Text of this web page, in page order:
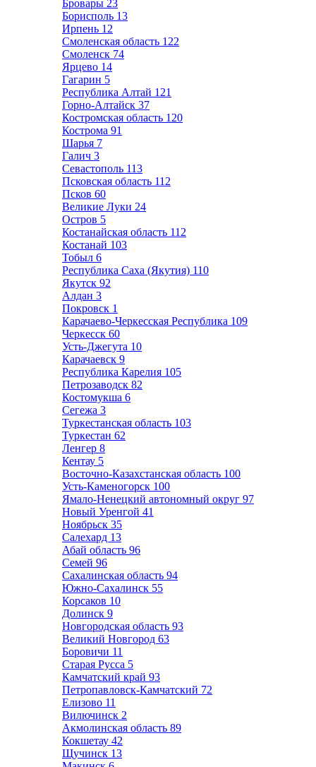
Бровары 23
Борисполь 13
Ирпень 12
Смоленская область 122
Смоленск 74
Ярцево 14
Гагарин 5
Республика Алтай 121
Горно-Алтайск 37
Костромская область 120
Кострома 91
Шарья 7
Галич 3
Севастополь 113
Псковская область 112
Псков 60
Великие Луки 24
Остров 5
Костанайская область 112
Костанай 103
Тобыл 6
Республика Саха (Якутия) 110
Якутск 92
Алдан 3
Покровск 1
Карачаево-Черкесская Республика 109
Черкесск 60
Усть-Джегута 10
Карачаевск 9
Республика Карелия 105
Петрозаводск 82
Костомукша 6
Сегежа 3
Туркестанская область 103
Туркестан 62
Ленгер 8
Кентау 5
Восточно-Казахстанская область 100
Усть-Каменогорск 100
Ямало-Ненецкий автономный округ 97
Новый Уренгой 41
Ноябрьск 35
Салехард 13
Абай область 96
Семей 96
Сахалинская область 94
Южно-Сахалинск 55
Корсаков 10
Долинск 9
Новгородская область 93
Великий Новгород 63
Боровичи 11
Старая Русса 5
Камчатский край 93
Петропавловск-Камчатский 72
Елизово 11
Вилючинск 2
Акмолинская область 89
Кокшетау 42
Щучинск 13